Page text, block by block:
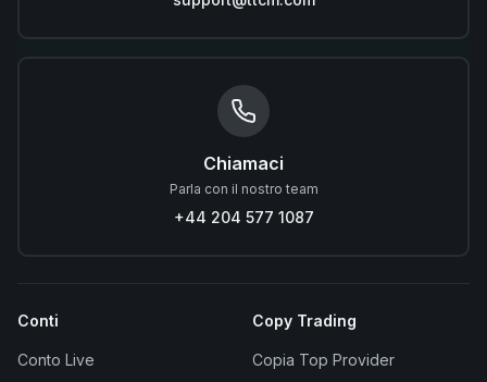
Chiamaci
Parla con il nostro team
+44 204 577 1087
Conti
Conto Live
Copy Trading
Copia Top Provider